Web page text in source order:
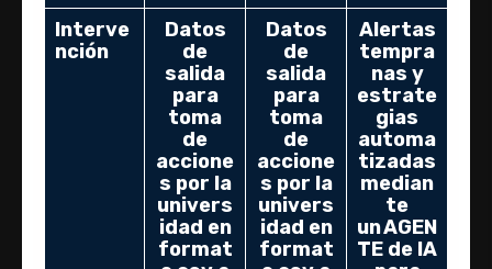
Interve
nción
Datos
de
salida
para
toma
de
accione
s por la
univers
idad en
format
Datos
de
salida
para
toma
de
accione
s por la
univers
idad en
format
Alertas
tempra
nas y
estrate
gias
automa
tizadas
median
te
un AGEN
TE de IA